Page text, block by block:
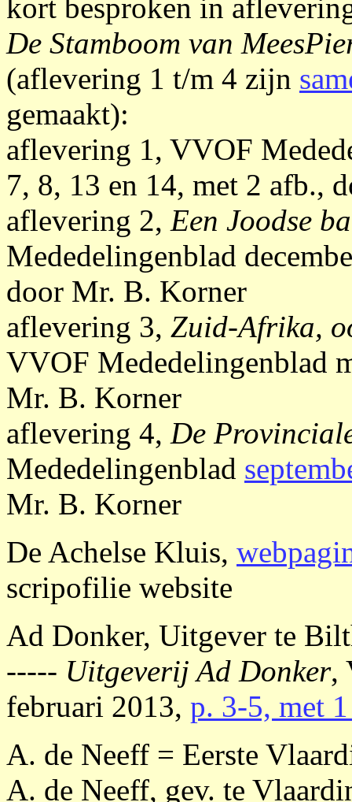
kort besproken in
De Stamboom van
(aflevering 1 t/m 4 zijn
gemaakt):
aflevering 1, VVOF
7, 8, 13 en 14, met 2 afb.,
aflevering 2, Een Joodse
Mededelingenblad
door Mr. B. Korner
aflevering 3, Zuid-Afrika,
VVOF Mededelingenblad
Mr. B. Korner
aflevering 4, De
Mededelingenblad
Mr. B. Korner
De Achelse Kluis,
scripofilie website
Ad Donker, Uitgever te
----- Uitgeverij Ad Donker,
februari 2013, p. 3-5, met
A. de Neeff = Eerste
A. de Neeff, gev. te